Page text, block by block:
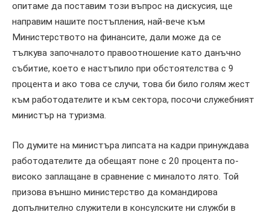
опитаме да поставим този въпрос на дискусия, ще
направим нашите постъпления, най-вече към
Министерството на финансите, дали може да се
тълкува започналото правоотношение като данъчно
събитие, което е настъпило при обстоятелства с 9
процента и ако това се случи, това би било голям жест
към работодателите и към сектора, посочи служебният
министър на туризма.
По думите на министъра липсата на кадри принуждава
работодателите да обещаят поне с 20 процента по-
високо заплащане в сравнение с миналото лято. Той
призова външно министерство да командирова
допълнително служители в консулските ни служби в